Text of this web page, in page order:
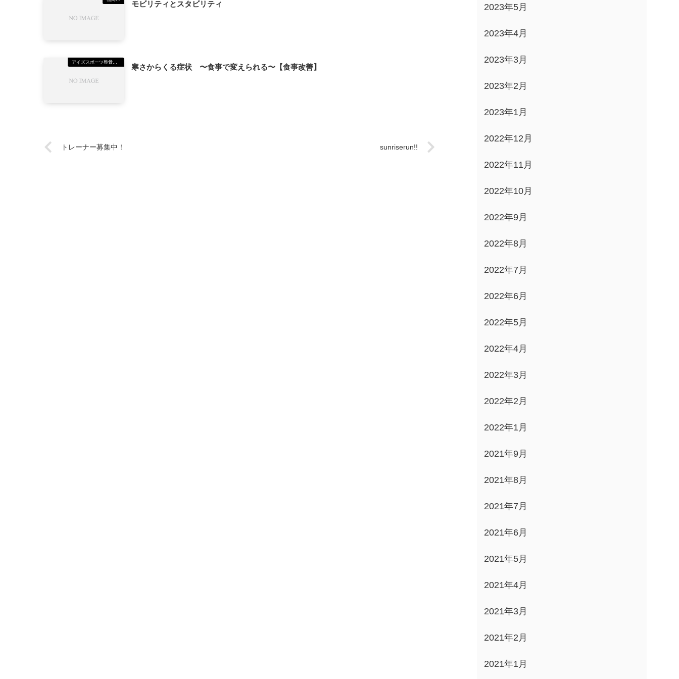
モビリティとスタビリティ
アイズスポーツ整骨院美野島院
寒さからくる症状 〜食事で変えられる〜【食事改善】
トレーナー募集中！ sunriserun!!
2023年5月
2023年4月
2023年3月
2023年2月
2023年1月
2022年12月
2022年11月
2022年10月
2022年9月
2022年8月
2022年7月
2022年6月
2022年5月
2022年4月
2022年3月
2022年2月
2022年1月
2021年9月
2021年8月
2021年7月
2021年6月
2021年5月
2021年4月
2021年3月
2021年2月
2021年1月